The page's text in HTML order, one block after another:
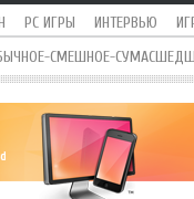
PC ИГРЫ ИНТЕРВЬЮ
СМЕШНОЕ-